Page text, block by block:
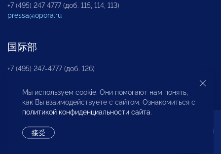
+7 (495) 247 4777 (доб. 115, 114, 113)
pressa@opora.ru
国际部
+7 (495) 247-4777 (доб. 126)
商投权益保护部
Мы используем cookie. Они помогают нам понять,
как Вы взаимодействуете с сайтом. Ознакомиться с
политикой конфиденциальности сайта.
接受